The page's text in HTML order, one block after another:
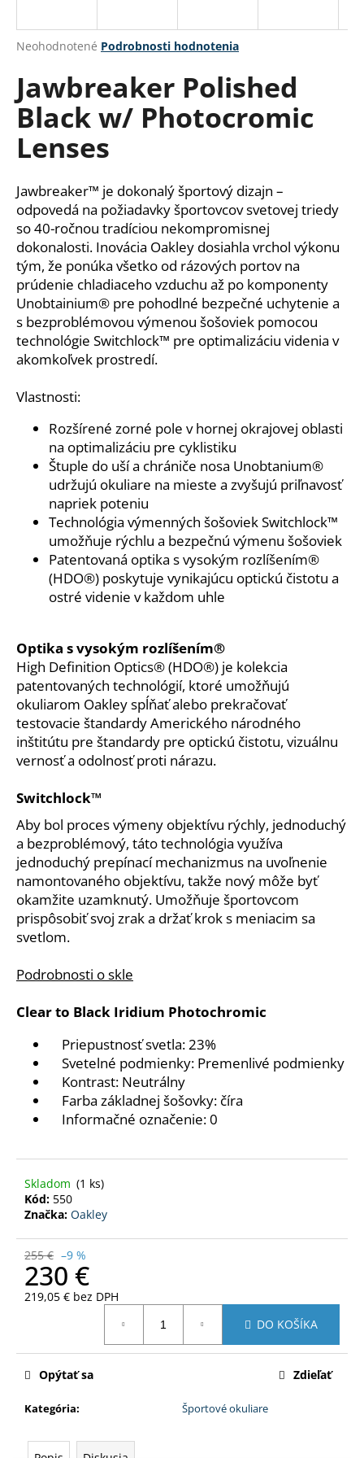
Priemerné
produktu
0,0
5
hviezdičiek.
Neohodnotené Podrobnosti hodnotenia
Jawbreaker Polished
Black w/ Photocromic
Lenses
Jawbreaker™ je dokonalý športový dizajn –
odpovedá na požiadavky športovcov svetovej triedy
so 40-ročnou tradíciou nekompromisnej
dokonalosti. Inovácia Oakley dosiahla vrchol výkonu
tým, že ponúka všetko od rázových portov na
prúdenie chladiaceho vzduchu až po komponenty
Unobtainium® pre pohodlné bezpečné uchytenie a
s bezproblémovou výmenou šošoviek pomocou
technológie Switchlock™ pre optimalizáciu videnia v
akomkoľvek prostredí.
Vlastnosti:
Rozšírené zorné pole v hornej okrajovej oblasti
na optimalizáciu pre cyklistiku
Štuple do uší a chrániče nosa Unobtanium®
udržujú okuliare na mieste a zvyšujú priľnavosť
napriek poteniu
Technológia výmenných šošoviek Switchlock™
umožňuje rýchlu a bezpečnú výmenu šošoviek
Patentovaná optika s vysokým rozlíšením®
(HDO®) poskytuje vynikajúcu optickú čistotu a
ostré videnie v každom uhle
Optika s vysokým rozlíšením®
High Definition Optics® (HDO®) je kolekcia
patentovaných technológií, ktoré umožňujú
okuliarom Oakley spĺňať alebo prekračovať
testovacie štandardy Amerického národného
inštitútu pre štandardy pre optickú čistotu, vizuálnu
vernosť a odolnosť proti nárazu.
Switchlock™
Aby bol proces výmeny objektívu rýchly, jednoduchý
a bezproblémový, táto technológia využíva
jednoduchý prepínací mechanizmus na uvoľnenie
namontovaného objektívu, takže nový môže byť
okamžite uzamknutý. Umožňuje športovcom
prispôsobiť svoj zrak a držať krok s meniacim sa
svetlom.
Podrobnosti o skle
Clear to Black Iridium Photochromic
Priepustnosť svetla: 23%
Svetelné podmienky: Premenlivé podmienky
Kontrast: Neutrálny
Farba základnej šošovky: číra
Informačné označenie: 0
Skladom (1 ks)
Kód: 550
Značka: Oakley
255 € –9 %
230 €
219,05 € bez DPH
DO KOŠÍKA
Kategória: Športové okuliare
Opýtať sa Zdieľať
j
ť
?
HĽADAŤ
O
d
p
o
r
ú
č
m
MOUNTAIN
WOOL
Pôvodne: